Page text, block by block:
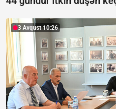
3 Avqust 10:26